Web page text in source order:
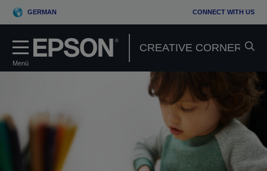
GERMAN CONNECT WITH US
Menü